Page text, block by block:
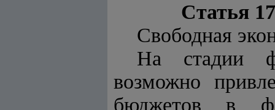
Статья
Свободная
На стадии
возможно
бюджетов в